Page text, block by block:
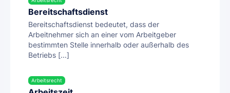
Bereitschaftsdienst
Bereitschaftsdienst bedeutet, dass der
Arbeitnehmer sich an einer vom Arbeitgeber
bestimmten Stelle innerhalb oder außerhalb des
Betriebs [...]
Arbeitsrecht